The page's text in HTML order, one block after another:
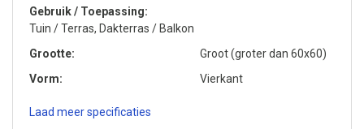
Gebruik / Toepassing
Tuin / Terras, Dakterras / Balkon
Grootte
Groot (groter dan 60x60)
Vorm
Vierkant
Laad meer specificaties